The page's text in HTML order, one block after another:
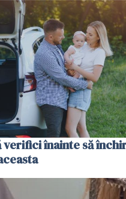
verifici înainte să